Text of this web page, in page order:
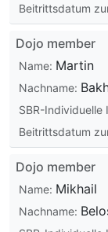
Beitrittsdatum
Dojo member
Name: Martin
Nachname:
SBR-Individuelle
Beitrittsdatum
Dojo member
Name: Mikhail
Nachname: